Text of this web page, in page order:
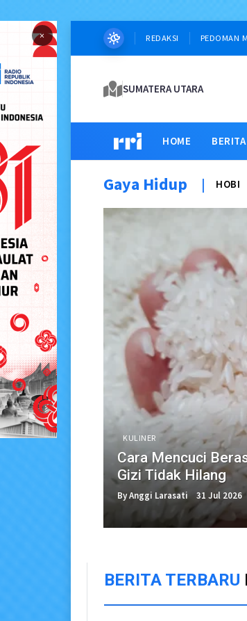
× REDAKSI PEDOMAN
SUMATERA UTARA
HOME BERITA
Gaya Hidup | HOBI
KULINER
Cara Mencuci
Gizi Tidak Hilang
By Anggi Larasati 31 Jul 2026
BERITA TERBARU